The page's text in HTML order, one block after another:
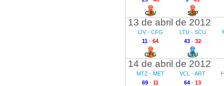
CAV SSP
13 de abril de 2012
IJV - CFG
11 - 64
CFG
LTU - SCU
43 - 32
LTU
14 de abril de 2012
MTZ - MET
69 - 11
VCL - ART
64 - 13